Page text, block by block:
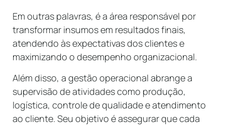
Em outras palavras, é a área responsável por
transformar insumos em resultados finais,
atendendo às expectativas dos clientes e
maximizando o desempenho organizacional.
Além disso, a gestão operacional abrange a
supervisão de atividades como produção,
logística, controle de qualidade e atendimento
ao cliente. Seu objetivo é assegurar que cada